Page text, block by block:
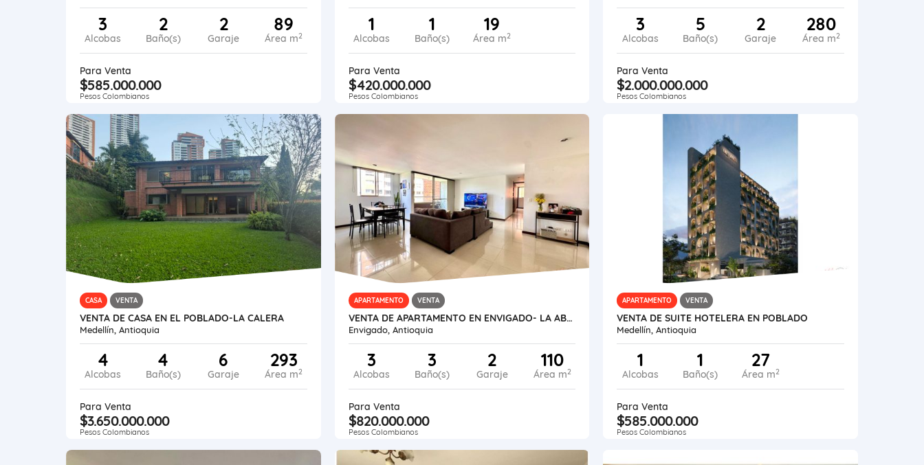
3
Alcobas
2
Baño(s)
2
Garaje
89
Área m2
Para Venta
$585.000.000
Pesos Colombianos
1
Alcobas
1
Baño(s)
19
Área m2
Para Venta
$420.000.000
Pesos Colombianos
3
Alcobas
5
Baño(s)
2
Garaje
280
Área m2
Para Venta
$2.000.000.000
Pesos Colombianos
CASA VENTA
VENTA DE CASA EN EL POBLADO-LA CALERA
Medellín, Antioquia
4
Alcobas
4
Baño(s)
6
Garaje
293
Área m2
Para Venta
$3.650.000.000
Pesos Colombianos
APARTAMENTO VENTA
VENTA DE APARTAMENTO EN ENVIGADO- LA ABADÍA
Envigado, Antioquia
3
Alcobas
3
Baño(s)
2
Garaje
110
Área m2
Para Venta
$820.000.000
Pesos Colombianos
APARTAMENTO VENTA
VENTA DE SUITE HOTELERA EN POBLADO
Medellín, Antioquia
1
Alcobas
1
Baño(s)
27
Área m2
Para Venta
$585.000.000
Pesos Colombianos